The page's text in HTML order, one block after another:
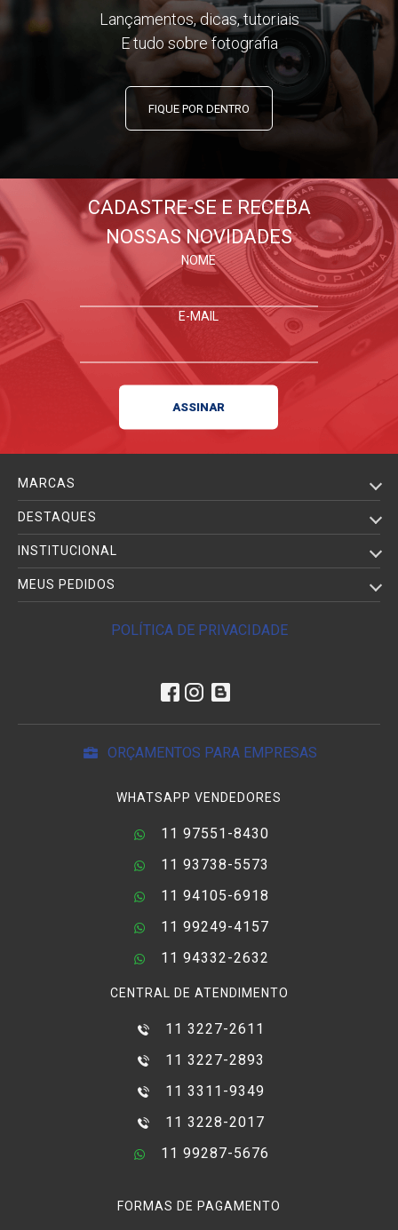
Lançamentos, dicas, tutoriais
E tudo sobre fotografia
FIQUE POR DENTRO
CADASTRE-SE E RECEBA
NOSSAS NOVIDADES
NOME
E-MAIL
MARCAS
DESTAQUES
INSTITUCIONAL
MEUS PEDIDOS
POLÍTICA DE PRIVACIDADE
ORÇAMENTOS PARA EMPRESAS
WHATSAPP VENDEDORES
11 97551-8430
11 93738-5573
11 94105-6918
11 99249-4157
11 94332-2632
CENTRAL DE ATENDIMENTO
11 3227-2611
11 3227-2893
11 3311-9349
11 3228-2017
11 99287-5676
FORMAS DE PAGAMENTO